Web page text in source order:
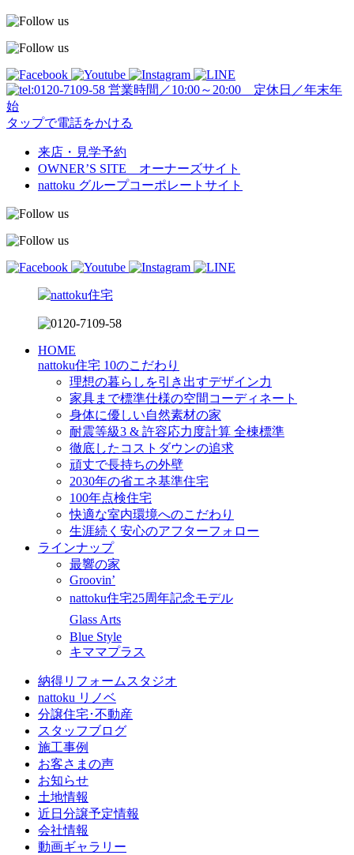
営業時間／10:00～20:00 定休日／年末年
始
タップで電話をかける
来店・見学予約
OWNER’S SITE オーナーズサイト
nattoku グループコーポレートサイト
HOME
nattoku住宅 10のこだわり
理想の暮らしを引き出すデザイン力
家具まで標準仕様の空間コーディネート
身体に優しい自然素材の家
耐震等級3 & 許容応力度計算 全棟標準
徹底したコストダウンの追求
頑丈で長持ちの外壁
2030年の省エネ基準住宅
100年点検住宅
快適な室内環境へのこだわり
生涯続く安心のアフターフォロー
ラインナップ
最響の家
Groovin’
nattoku住宅25周年記念モデル
Glass Arts
Blue Style
キママプラス
納得リフォームスタジオ
nattoku リノベ
分譲住宅･不動産
スタッフブログ
施工事例
お客さまの声
お知らせ
土地情報
近日分譲予定情報
会社情報
動画ギャラリー